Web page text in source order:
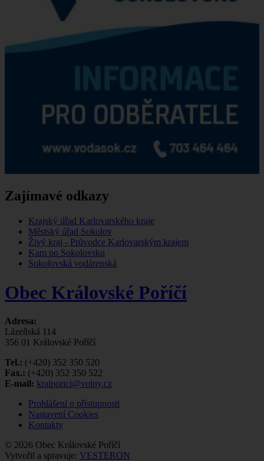
Zajímavé odkazy
Krajský úřad Karlovarského kraje
Městský úřad Sokolov
Živý kraj - Průvodce Karlovarským krajem
Kam po Sokolovsku
Sokolovská vodárenská
Obec Královské Poříčí
Adresa:
Lázeňská 114
356 01 Královské Poříčí
Tel.: (+420) 352 350 520
Fax.: (+420) 352 350 522
E-mail: kralporici@volny.cz
Prohlášení o přístupnosti
Nastavení Cookies
Kontakty
© 2026 Obec Královské Poříčí
Vytvořil a spravuje: VESTERON